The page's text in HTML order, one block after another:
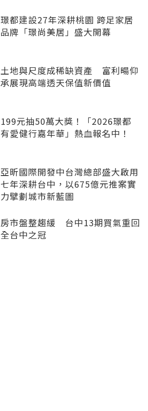
璟都建設27年深耕桃園 跨足家居
品牌「璟尚美居」盛大開幕
土地與尺度成稀缺資產 富利暘仰
承展現高端透天保值新價值
199元抽50萬大獎！「2026璟都
有愛健行嘉年華」熱血報名中！
亞昕國際開發中台灣總部盛大啟用
七年深耕台中，以675億元推案實
力擘劃城市新藍圖
房市盤整趨緩 台中13期買氣重回
全台中之冠